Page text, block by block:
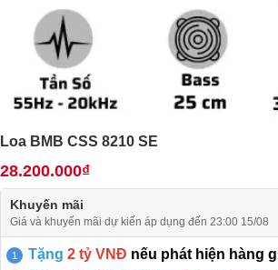
Loa BMB CSS 8210 SE
28.200.000₫
Khuyến mãi
Giá và khuyến mãi dự kiến áp dụng đến 23:00 15/08
Tặng 2 tỷ VNĐ nếu phát hiện hàng